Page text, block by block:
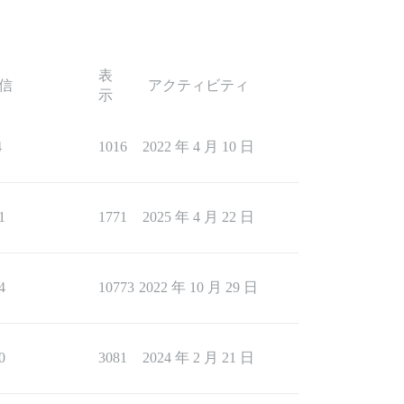
表
示
アクティビティ
1016 2022 年 4 月 10 日
1771 2025 年 4 月 22 日
10773 2022 年 10 月 29 日
3081 2024 年 2 月 21 日